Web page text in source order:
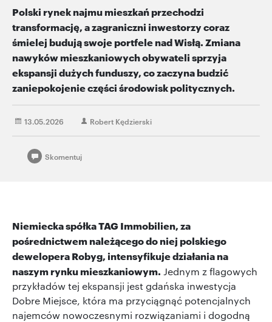
Polski rynek najmu mieszkań przechodzi
transformację, a zagraniczni inwestorzy coraz
śmielej budują swoje portfele nad Wisłą. Zmiana
nawyków mieszkaniowych obywateli sprzyja
ekspansji dużych funduszy, co zaczyna budzić
zaniepokojenie części środowisk politycznych.
13.05.2026 Robert Kędzierski
Skomentuj
Niemiecka spółka TAG Immobilien, za
pośrednictwem należącego do niej polskiego
dewelopera Robyg, intensyfikuje działania na
naszym rynku mieszkaniowym. Jednym z flagowych
przykładów tej ekspansji jest gdańska inwestycja
Dobre Miejsce, która ma przyciągnąć potencjalnych
najemców nowoczesnymi rozwiązaniami i dogodną